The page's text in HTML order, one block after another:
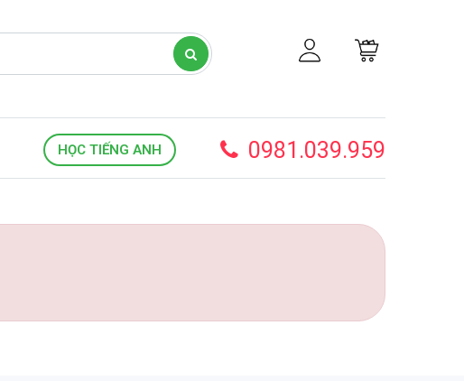
HỌC TIẾNG ANH 0981.039.959